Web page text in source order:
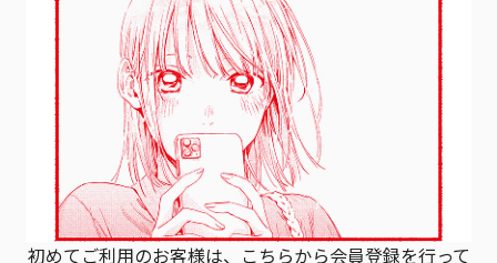
初めてご利用のお客様は、こちらから会員登録を行って